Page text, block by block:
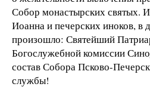
Собор монастырских святых.
Иоанна и печерских иноков, в
произошло: Святейший
Богослужебной комиссии
состав Собора Псково-
службы!